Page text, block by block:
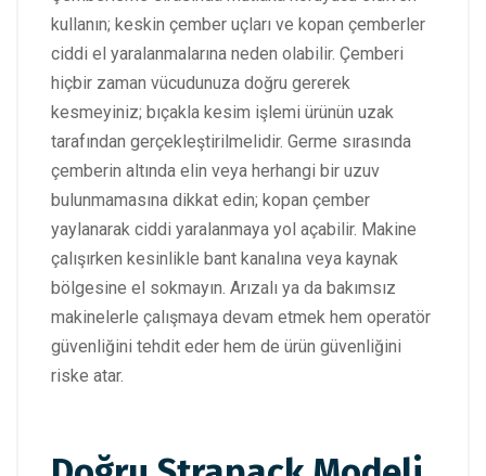
kullanın; keskin çember uçları ve kopan çemberler
ciddi el yaralanmalarına neden olabilir. Çemberi
hiçbir zaman vücudunuza doğru gererek
kesmeyiniz; bıçakla kesim işlemi ürünün uzak
tarafından gerçekleştirilmelidir. Germe sırasında
çemberin altında elin veya herhangi bir uzuv
bulunmamasına dikkat edin; kopan çember
yaylanarak ciddi yaralanmaya yol açabilir. Makine
çalışırken kesinlikle bant kanalına veya kaynak
bölgesine el sokmayın. Arızalı ya da bakımsız
makinelerle çalışmaya devam etmek hem operatör
güvenliğini tehdit eder hem de ürün güvenliğini
riske atar.